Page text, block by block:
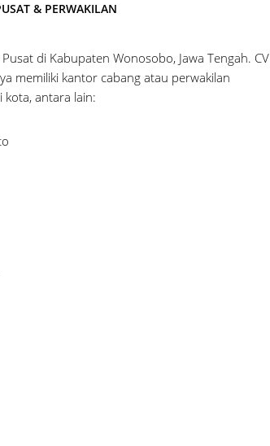
& PERWAKILAN
di Kabupaten Wonosobo, Jawa Tengah. CV
memiliki kantor cabang atau perwakilan
kota, antara lain: